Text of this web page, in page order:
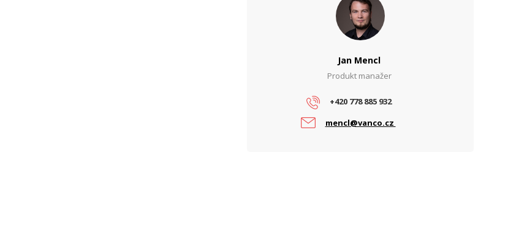
Jan Mencl
Produkt manažer
+420 778 885 932
mencl@vanco.cz